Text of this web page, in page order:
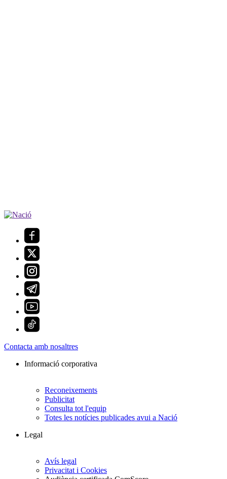
Contacta amb nosaltres
Informació corporativa
Reconeixements
Publicitat
Consulta tot l'equip
Totes les notícies publicades avui a Nació
Legal
Avís legal
Privacitat i Cookies